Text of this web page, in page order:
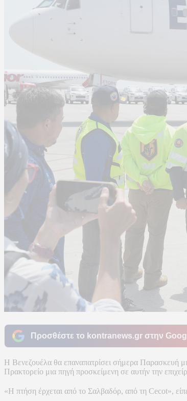
Προσθέστε το kontranews.gr στην
Η Βενεζουέλα θα επαναπατρίσει σήμερα Παρασκευή
Πρακτορείο μια πηγή προσκείμενη σε αυτήν την
«Η πτήση έρχεται από το Σαλβαδόρ, από τη Cecot»,